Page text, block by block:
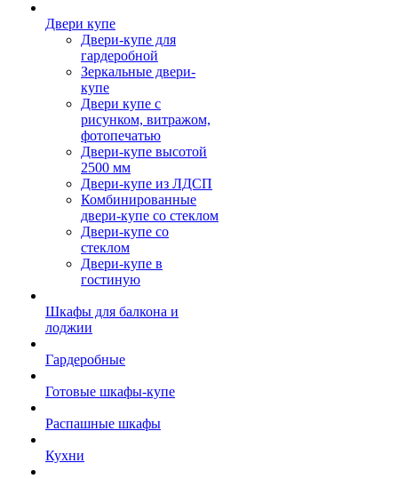
Двери купе
Двери-купе для
гардеробной
Зеркальные двери-
купе
Двери купе с
рисунком, витражом,
фотопечатью
Двери-купе высотой
2500 мм
Двери-купе из ЛДСП
Комбинированные
двери-купе со стеклом
Двери-купе со
стеклом
Двери-купе в
гостиную
Шкафы для балкона и
лоджии
Гардеробные
Готовые шкафы-купе
Распашные шкафы
Кухни